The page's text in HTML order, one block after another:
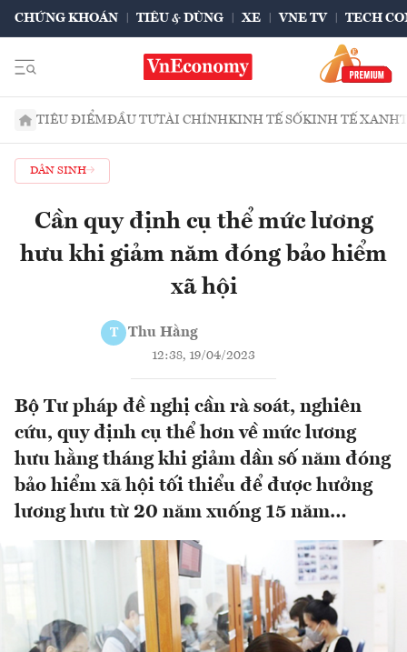
CHỨNG KHOÁN TIÊU & DÙNG XE VNE TV TECH
TIÊU ĐIỂMĐẦU TƯTÀI CHÍNHKINH TẾ SỐKINH TẾ XANH
DÂN SINH
Cần quy định cụ thể mức lương
hưu khi giảm năm đóng bảo hiểm
xã hội
T Thu Hằng
12:38, 19/04/2023
Bộ Tư pháp đề nghị cần rà soát, nghiên
cứu, quy định cụ thể hơn về mức lương
hưu hằng tháng khi giảm dần số năm đóng
bảo hiểm xã hội tối thiểu để được hưởng
lương hưu từ 20 năm xuống 15 năm…